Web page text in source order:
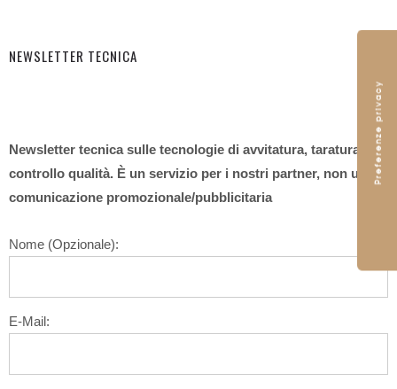
NEWSLETTER TECNICA
Newsletter tecnica sulle tecnologie di avvitatura, taratura,
controllo qualità. È un servizio per i nostri partner, non una
comunicazione promozionale/pubblicitaria
Nome (Opzionale):
E-Mail: